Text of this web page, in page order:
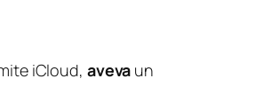
iCloud, aveva un